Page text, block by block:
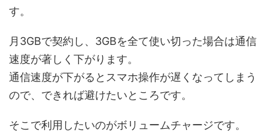
す。
月3GBで契約し、3GBを全て使い切った場合は通信
速度が著しく下がります。
通信速度が下がるとスマホ操作が遅くなってしまう
ので、できれば避けたいところです。
そこで利用したいのがボリュームチャージです。